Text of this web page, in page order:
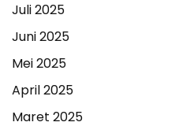
Juli 2025
Juni 2025
Mei 2025
April 2025
Maret 2025